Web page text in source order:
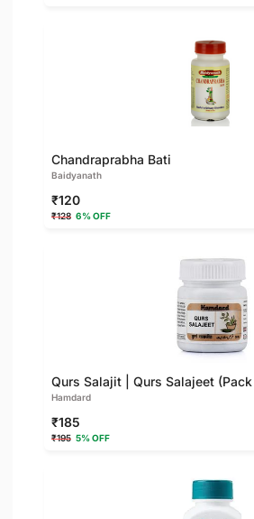
Chandraprabha Bati
Baidyanath
₹120
₹128 6% OFF
Qurs Salajit | Qurs Salajeet
Hamdard
₹185
₹195 5% OFF